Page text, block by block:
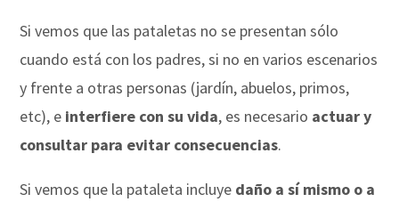
Si vemos que las pataletas no se presentan sólo
cuando está con los padres, si no en varios escenarios
y frente a otras personas (jardín, abuelos, primos,
etc), e interfiere con su vida, es necesario actuar y
consultar para evitar consecuencias.
Si vemos que la pataleta incluye daño a sí mismo o a